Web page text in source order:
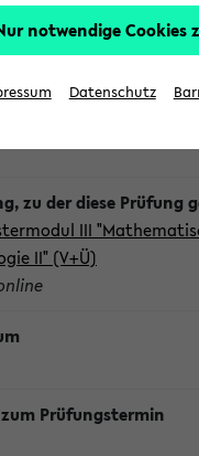
III
II" (V+Ü)
notwendige Cookies
Datenschutz